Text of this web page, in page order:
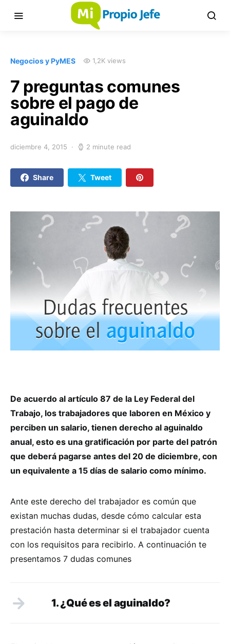
Negocios y PyMES 1,2K views
7 preguntas comunes
sobre el pago de
aguinaldo
diciembre 4, 2015 2 minute read
Share Tweet
De acuerdo al artículo 87 de la Ley Federal del
Trabajo, los trabajadores que laboren en México y
perciben un salario, tienen derecho al aguinaldo
anual, esto es una gratificación por parte del patrón
que deberá pagarse antes del 20 de diciembre, con
un equivalente a 15 días de salario como mínimo.
Ante este derecho del trabajador es común que
existan muchas dudas, desde cómo calcular esta
prestación hasta determinar si el trabajador cuenta
con los requisitos para recibirlo. A continuación te
presentamos 7 dudas comunes
1. ¿Quées el aguinaldo?